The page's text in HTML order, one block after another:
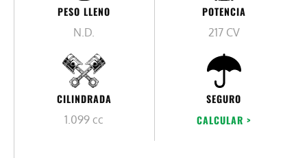
PESO LLENO
N.D.
POTENCIA
217 CV
CILINDRADA
1.099 cc
SEGURO
CALCULAR >